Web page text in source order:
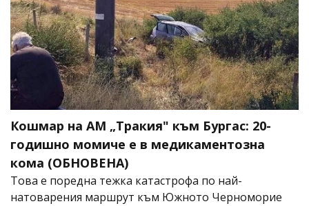
Кошмар на АМ „Тракия" към Бургас: 20-
годишно момиче е в медикаментозна
кома (ОБНОВЕНА)
Това е поредна тежка катастрофа по най-
натоварения маршрут към Южното Черноморие